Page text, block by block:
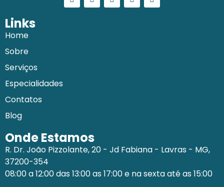
Links
Home
Sobre
Serviços
Especialidades
Contatos
Blog
Onde Estamos
R. Dr. João Pizzolante, 20 - Jd Fabiana - Lavras - MG,
37200-354
08:00 a 12:00 das 13:00 as 17:00 e na sexta até as 15:00